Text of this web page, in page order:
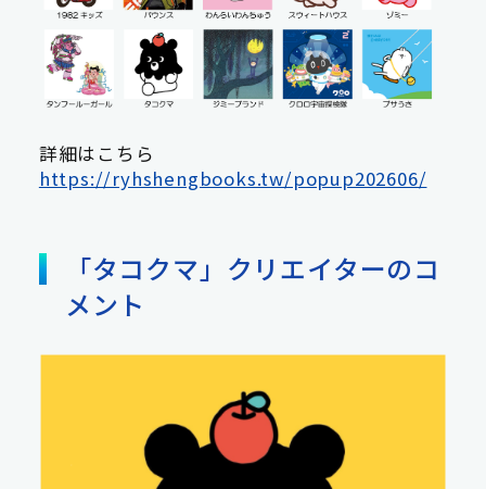
詳細はこちら
https://ryhshengbooks.tw/popup202606/
「タコクマ」クリエイターのコ
メント